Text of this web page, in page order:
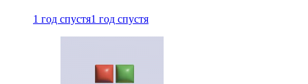
1 год спустя1 год спустя